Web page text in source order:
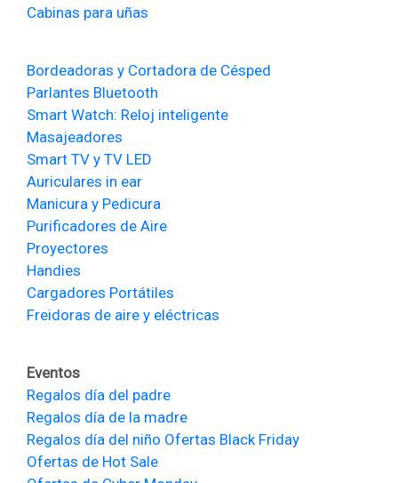
Cabinas para uñas
Bordeadoras y Cortadora de Césped
Parlantes Bluetooth
Smart Watch: Reloj inteligente
Masajeadores
Smart TV y TV LED
Auriculares in ear
Manicura y Pedicura
Purificadores de Aire
Proyectores
Handies
Cargadores Portátiles
Freidoras de aire y eléctricas
Eventos
Regalos día del padre
Regalos día de la madre
Regalos día del niño Ofertas Black Friday
Ofertas de Hot Sale